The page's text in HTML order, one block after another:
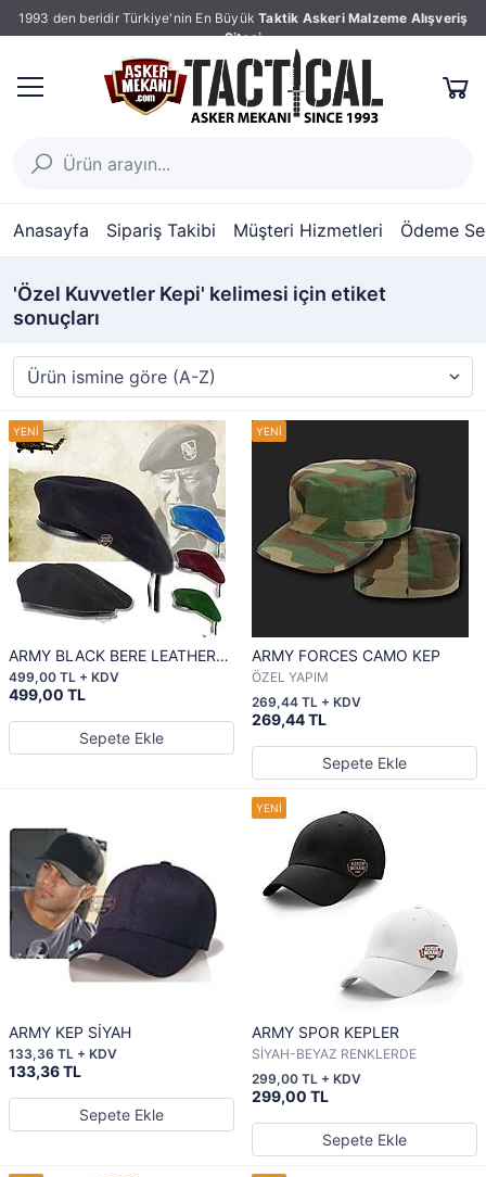
1993 den beridir Türkiye'nin En Büyük Taktik Askeri Malzeme Alışveriş
Sitesi
Anasayfa Sipariş Takibi Müşteri Hizmetleri Ödeme
'Özel Kuvvetler Kepi' kelimesi için etiket
sonuçları
ARMY BLACK BERE LEATHER
LİNE A CLASS
499,00 TL
499,00 TL + KDV
Sepete Ekle
ARMY FORCES CAMO KEP
ÖZEL YAPIM
269,44 TL
269,44 TL + KDV
Sepete Ekle
ARMY KEP SİYAH
133,36 TL
133,36 TL + KDV
Sepete Ekle
ARMY SPOR KEPLER
SİYAH-BEYAZ RENKLERDE
299,00 TL
299,00 TL + KDV
Sepete Ekle